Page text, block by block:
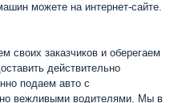
можете на интернет-сайте.
своих заказчиков и оберегаем
действительно
подаем авто с
вежливыми водителями. Мы в